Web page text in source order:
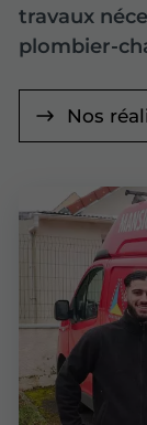
travaux
plombier-
Nos